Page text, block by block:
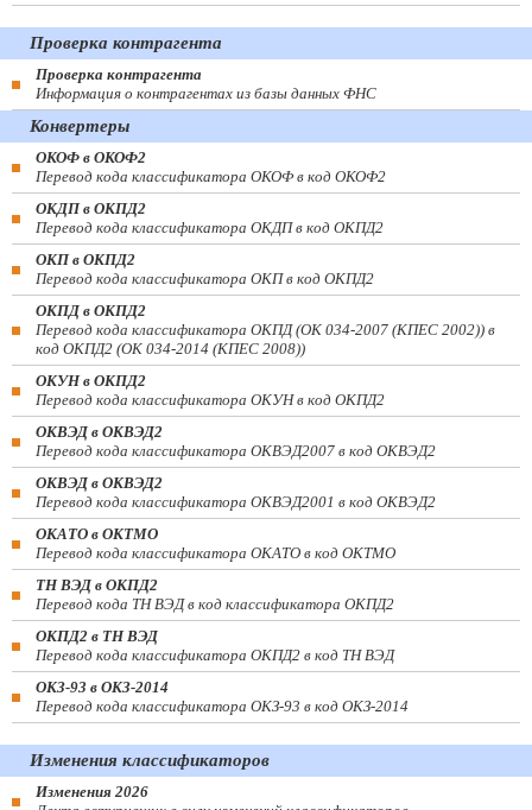
Проверка контрагента
Проверка контрагента
Информация о контрагентах из базы данных ФНС
Конвертеры
ОКОФ в ОКОФ2
Перевод кода классификатора ОКОФ в код ОКОФ2
ОКДП в ОКПД2
Перевод кода классификатора ОКДП в код ОКПД2
ОКП в ОКПД2
Перевод кода классификатора ОКП в код ОКПД2
ОКПД в ОКПД2
Перевод кода классификатора ОКПД (ОК 034-2007 (КПЕС 2002)) в
код ОКПД2 (ОК 034-2014 (КПЕС 2008))
ОКУН в ОКПД2
Перевод кода классификатора ОКУН в код ОКПД2
ОКВЭД в ОКВЭД2
Перевод кода классификатора ОКВЭД2007 в код ОКВЭД2
ОКВЭД в ОКВЭД2
Перевод кода классификатора ОКВЭД2001 в код ОКВЭД2
ОКАТО в ОКТМО
Перевод кода классификатора ОКАТО в код ОКТМО
ТН ВЭД в ОКПД2
Перевод кода ТН ВЭД в код классификатора ОКПД2
ОКПД2 в ТН ВЭД
Перевод кода классификатора ОКПД2 в код ТН ВЭД
ОКЗ-93 в ОКЗ-2014
Перевод кода классификатора ОКЗ-93 в код ОКЗ-2014
Изменения классификаторов
Изменения 2026